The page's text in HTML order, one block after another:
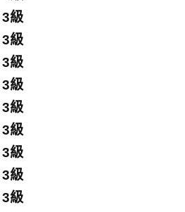
級
級
級
級
級
級
級
級
級